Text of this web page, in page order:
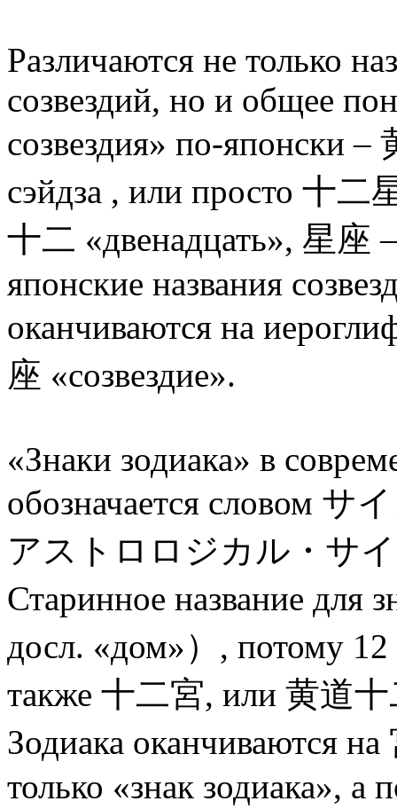
Различаются не только
созвездий, но и общее
созвездия» по-японски
сэйдза , или просто 十二
十二 «двенадцать», 星座
японские названия
оканчиваются на
座 «созвездие».
«Знаки зодиака» в
обозначается словом サ
アストロロジカル・サイ
Старинное название для
досл. «дом»）, потому 12
также 十二宮, или 黄道十
Зодиака оканчиваются
только «знак зодиака», а